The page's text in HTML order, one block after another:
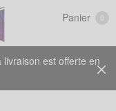
est offerte en
Panier